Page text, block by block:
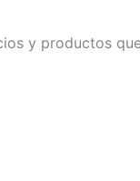
y productos